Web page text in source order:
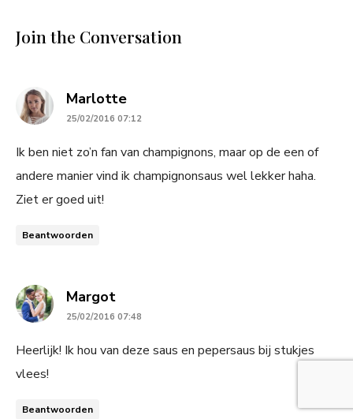
Join the Conversation
Marlottesays:
25/02/2016 07:12
Ik ben niet zo’n fan van champignons, maar op de een of
andere manier vind ik champignonsaus wel lekker haha.
Ziet er goed uit!
Beantwoorden
Margotsays:
25/02/2016 07:48
Heerlijk! Ik hou van deze saus en pepersaus bij stukjes
vlees!
Beantwoorden